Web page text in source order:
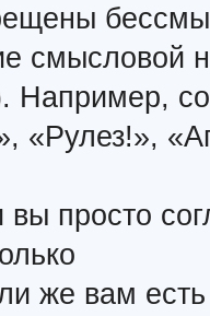
смысловой
Например,
«Рулез!»,
вы просто
же вам